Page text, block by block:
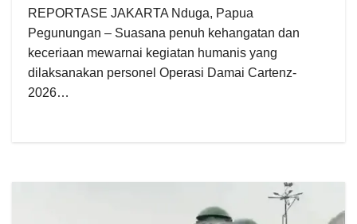
REPORTASE JAKARTA Nduga, Papua
Pegunungan – Suasana penuh kehangatan dan
keceriaan mewarnai kegiatan humanis yang
dilaksanakan personel Operasi Damai Cartenz-
2026…